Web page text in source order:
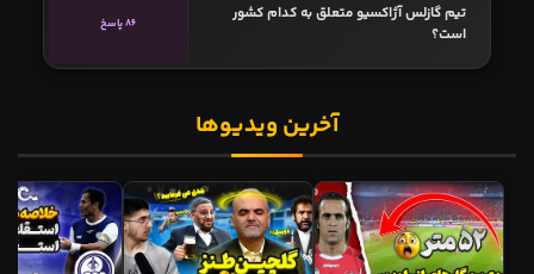
تیم گازلس آژاکسیو متعلق به کدام کشور
است؟
86 پاسخ
آخرین ویدیوها